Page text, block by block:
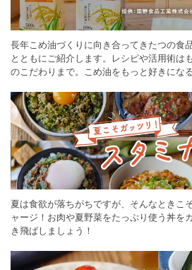
長年こめ油づくりに向き合ってきたつの食
とともにご紹介します。レシピや活用術は
のこだわりまで。こめ油をもっと好きにな
夏は食欲が落ちがちですが、そんなときこ
ャージ！お肉や夏野菜をたっぷり使う丼を
き飛ばしましょう！